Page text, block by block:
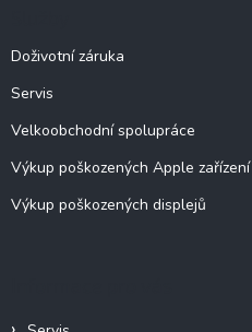
ý
Doživotní záruka
Servis
Velkoobchodní spolupráce
Výkup poškozených Apple zařízení
Výkup poškozených displejů